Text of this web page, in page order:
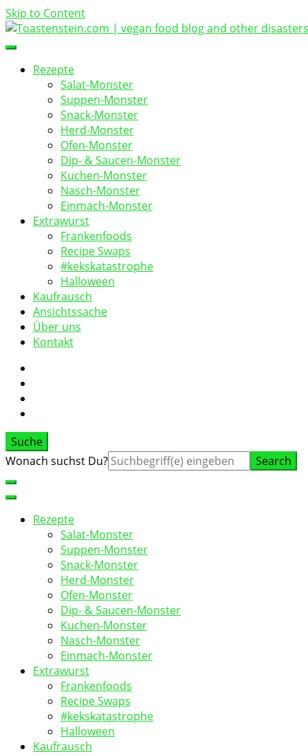
Skip to Content
Toastenstein.com
vegan food blog
Rezepte
Salat-Monster
Suppen-Monster
Snack-Monster
Herd-Monster
Ofen-Monster
Dip- & Saucen-Monster
Kuchen-Monster
Nasch-Monster
Einmach-Monster
Extrawurst
Frankenfoods
Recipe Swaps
#kekskatastrophe
Halloween
Kaufrausch
Ansichtssache
Über uns
Kontakt
Suche
Suche
Wonach suchst Du?
Rezepte
Salat-Monster
Suppen-Monster
Snack-Monster
Herd-Monster
Ofen-Monster
Dip- & Saucen-Monster
Kuchen-Monster
Nasch-Monster
Einmach-Monster
Extrawurst
Frankenfoods
Recipe Swaps
#kekskatastrophe
Halloween
Kaufrausch